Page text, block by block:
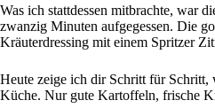
Was ich stattdessen mitbrachte, war
zwanzig Minuten aufgegessen. Die
Kräuterdressing mit einem Spritzer
Heute zeige ich dir Schritt für Schritt,
Küche. Nur gute Kartoffeln, frische